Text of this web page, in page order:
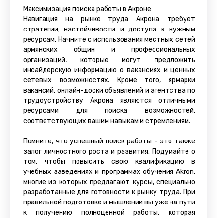
Максимизация поиска работы в Акроне
Навигация на рынке труда Акрона требует
стратегии, настойчивости и доступа к нужным
ресурсам. Начните с использования местных сетей
армянских общин и профессиональных
организаций, которые могут предложить
инсайдерскую информацию о вакансиях и ценных
сетевых возможностях. Кроме того, ярмарки
вакансий, онлайн-доски объявлений и агентства по
трудоустройству Акрона являются отличными
ресурсами для поиска возможностей,
соответствующих вашим навыкам и стремлениям.
Помните, что успешный поиск работы – это также
залог личностного роста и развития. Подумайте о
том, чтобы повысить свою квалификацию в
учебных заведениях и программах обучения Akron,
многие из которых предлагают курсы, специально
разработанные для готовности к рынку труда. При
правильной подготовке и мышлении вы уже на пути
к получению полноценной работы, которая